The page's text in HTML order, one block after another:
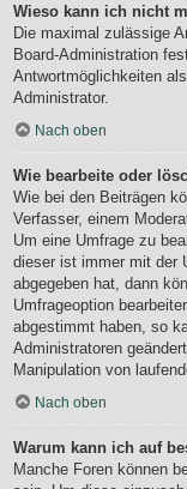
Wieso kann ich nicht
Die maximal zulässige
Board-Administration
Antwortmöglichkeiten
Administrator.
Nach oben
Wie bearbeite oder
Wie bei den Beiträgen
Verfasser, einem
Um eine Umfrage zu
dieser ist immer mit der
abgegeben hat, dann
Umfrageoption
abgestimmt haben, so
Administratoren
Manipulation von
Nach oben
Warum kann ich auf
Manche Foren können